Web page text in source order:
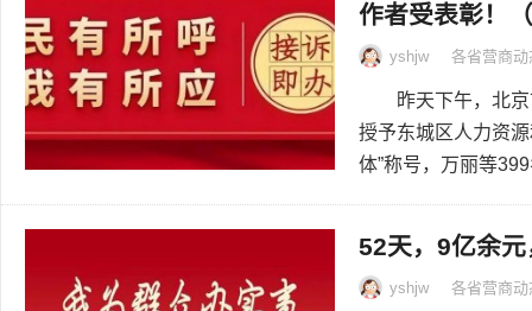
作者受表彰！
yshjw 各省营商动
昨天下午，北京
授予东城区人力资
体”称号，万丽等
52天，9亿余
yshjw 各省营商动